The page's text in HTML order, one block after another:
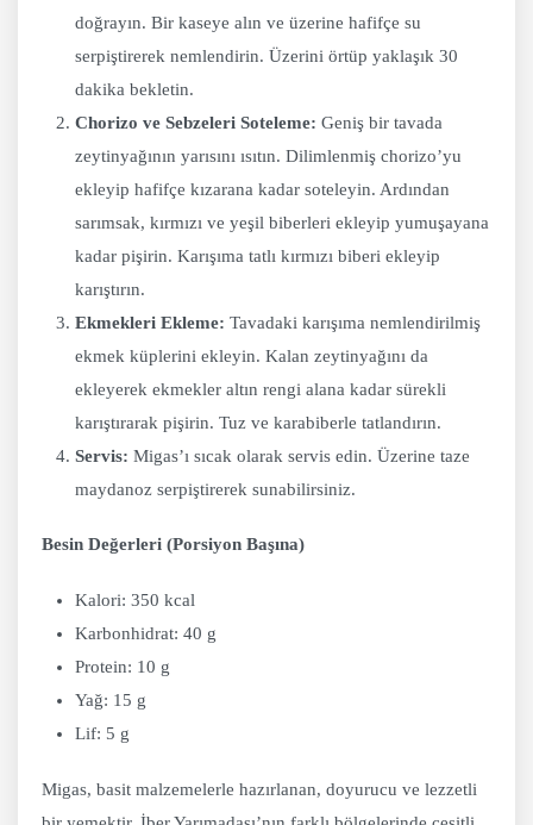
doğrayın. Bir kaseye alın ve üzerine hafifçe su
serpiştirerek nemlendirin. Üzerini örtüp yaklaşık 30
dakika bekletin.
Chorizo ve Sebzeleri Soteleme: Geniş bir tavada
zeytinyağının yarısını ısıtın. Dilimlenmiş chorizo’yu
ekleyip hafifçe kızarana kadar soteleyin. Ardından
sarımsak, kırmızı ve yeşil biberleri ekleyip yumuşayana
kadar pişirin. Karışıma tatlı kırmızı biberi ekleyip
karıştırın.
Ekmekleri Ekleme: Tavadaki karışıma nemlendirilmiş
ekmek küplerini ekleyin. Kalan zeytinyağını da
ekleyerek ekmekler altın rengi alana kadar sürekli
karıştırarak pişirin. Tuz ve karabiberle tatlandırın.
Servis: Migas’ı sıcak olarak servis edin. Üzerine taze
maydanoz serpiştirerek sunabilirsiniz.
Besin Değerleri (Porsiyon Başına)
Kalori: 350 kcal
Karbonhidrat: 40 g
Protein: 10 g
Yağ: 15 g
Lif: 5 g
Migas, basit malzemelerle hazırlanan, doyurucu ve lezzetli